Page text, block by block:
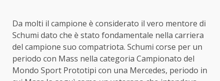
Da molti il campione è considerato il vero mentore di
Schumi dato che è stato fondamentale nella carriera
del campione suo compatriota. Schumi corse per un
periodo con Mass nella categoria Campionato del
Mondo Sport Prototipi con una Mercedes, periodo in